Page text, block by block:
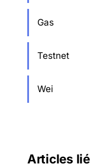
Gas
Testnet
Wei
Articles